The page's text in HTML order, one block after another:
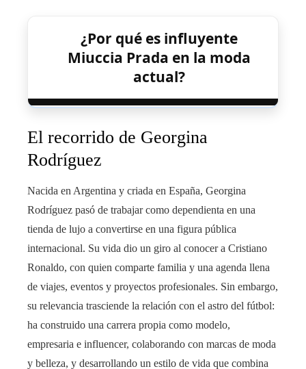
¿Por qué es influyente
Miuccia Prada en la moda
actual?
El recorrido de Georgina
Rodríguez
Nacida en Argentina y criada en España, Georgina
Rodríguez pasó de trabajar como dependienta en una
tienda de lujo a convertirse en una figura pública
internacional. Su vida dio un giro al conocer a Cristiano
Ronaldo, con quien comparte familia y una agenda llena
de viajes, eventos y proyectos profesionales. Sin embargo,
su relevancia trasciende la relación con el astro del fútbol:
ha construido una carrera propia como modelo,
empresaria e influencer, colaborando con marcas de moda
y belleza, y desarrollando un estilo de vida que combina